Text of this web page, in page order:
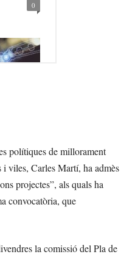
polítiques de millorament
viles, Carles Martí, ha admès
projectes”, als quals ha
convocatòria, que
la comissió del Pla de